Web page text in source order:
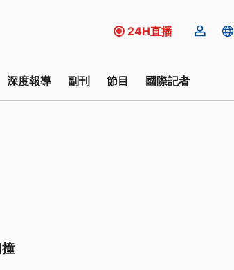
24H直播
深度報導 副刊 節目 國際記者